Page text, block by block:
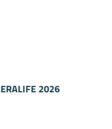
2026